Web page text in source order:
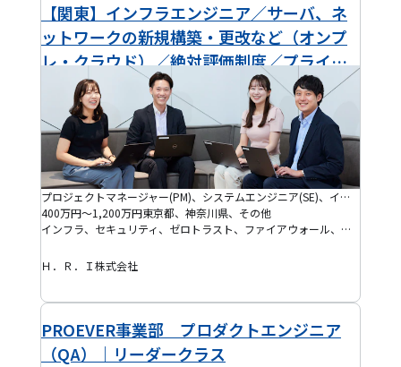
【関東】インフラエンジニア／サーバ、ネ
ットワークの新規構築・更改など（オンプ
レ・クラウド）／絶対評価制度／プライム
案件あり／稼働率98％！リモート案件あ
り！
プロジェクトマネージャー(PM)、システムエンジニア(SE)、インフラ保守運用・監視、インフラエンジニア、クラウドエンジニア、セキュリティエンジニア、ネットワークエンジニア、PMO、プロジェクトリーダー(PL)、プロダクトマネージャー(PdM)、アジャイルコーチ・スクラムマスター、ブリッジSE
400万円～1,200万円東京都、神奈川県、その他
インフラ、セキュリティ、ゼロトラスト、ファイアウォール、サイバーセキュリティ、AWS、Azure、Cisco、JP1、情報セキュリティマネジメントシステム(ISMS)、損保、決済、生保、クラウド移行、証券、金融、銀行、リース、クレジット・信販、製造、半導体、自動車、不動産、人材、出版・メディア、医療、商社、小売、広告、建設、機械、物流、航空、行政・官公庁、製薬、通信・キャリア、防衛、電力・ガス・エネルギー、ゲーム、コンテナオーケストレーション、Active Directory、AIX、Alaxala、Alibaba Cloud、Android、Apresia、AS400、AWS Amplify、AWS CloudFormation、AWS CloudWatch、AWS Cognito、AWS DynamoDB、AWS EC2、AWS ECS、AWS EKS、AWS Elasticsearch、AWS Glue、AWS IAM、AWS Kinesis、AWS Lambda、AWS RDS、AWS Redshift、AWS S3、AWS SNS、AWS SQS、AWS Step Functions、Azure Active Directory(Azure AD)、Azure App Services、Azure Architecture Center、Azure Blob Storage、Azure Cognitive Services、Azure Cosmos DB、Azure Data Factory、Azure DevOps、Azure Disk Storage、Azure Event Hubs、Azure Functions、Azure Kubernetes Service、Azure Logic Apps、Azure Monitor、Azure Policy、Azure Service Bus、Azure SQL Database、Azure Synapse Analytics、Azure Virtual Machines、BIG-IP、BlueCoat、Bluetooth、BMC Remedy、Carrier Aggregation、Catalyst、CentOS、Check Point、Citrix Hypervisor、Consul、CSIRT、Debian、DigitalOcean、Docker、Dynatrace、EDR、ELK Stack、FortiGate、FreeBSD、Grafana、HP-UX、Hyper-V、IBM Cloud、iOS、Juniper Networks、Jupyter Notebook、Kubernetes、KVM、Linode、Linux、Linuxサーバー、MacOS、ManageEngine、Microsoft Intune、MIMO、Nagios、New Relic、Nexus(NW)、NFV、Nmap、Nutanix、OpenFlow、OpenShift、OpenStack、OpenVPN、Palo Alto、pfSense、Prometheus、Proxmox、Red Hat Enterprise Linux(RHEL)、Red Hat OpenShift、SASE、SD-WAN、Small Cells、Snort、Solaris、SolarWinds、Sophos、Splunk、SSG、Suricata、System Center、Tenable、Terraform、Tomcat、Ubuntu、Unix、Vagrant、vCloud Director、ViRP、VMware、WebSphere Application Server(WAS)、Windows、Windows Server、Wireshark、Xen、Zabbix、z/OS、システム監視
Ｈ．Ｒ．Ｉ株式会社
PROEVER事業部 プロダクトエンジニア
（QA）｜リーダークラス